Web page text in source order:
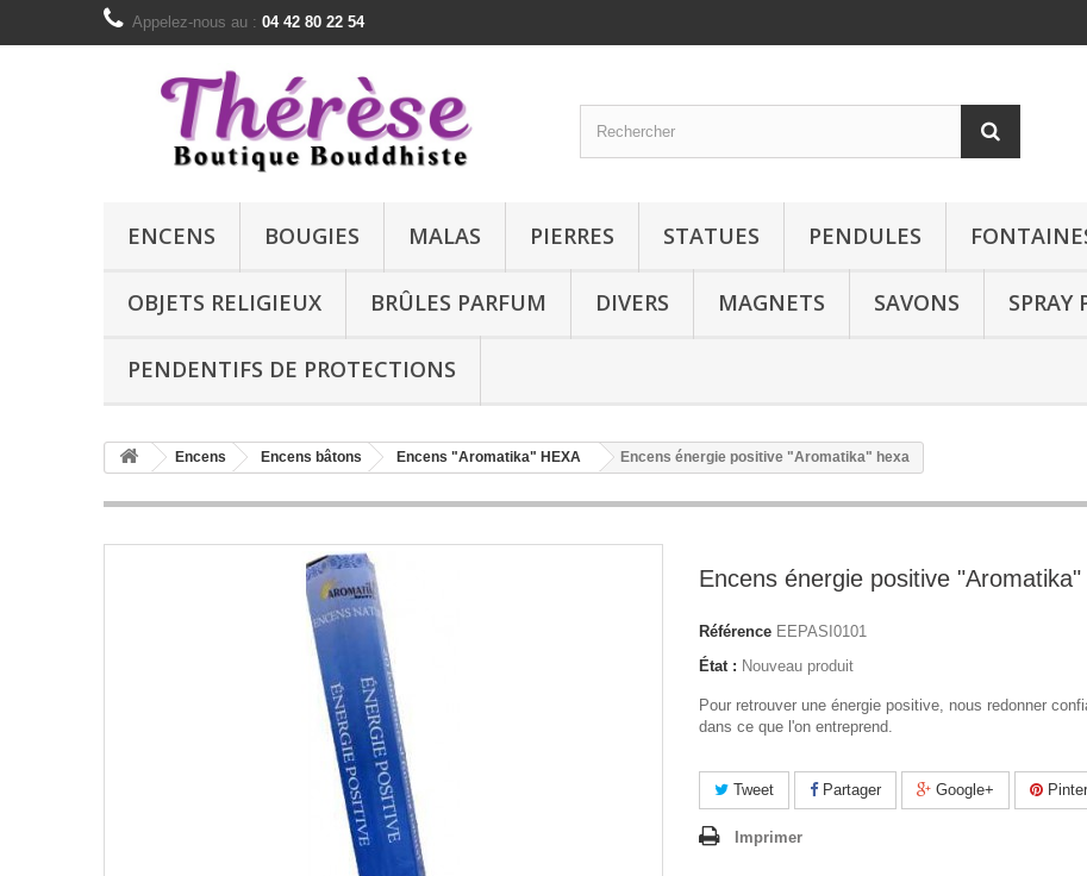
Appelez-nous au : 04 42 80 22 54
ENCENS BOUGIES MALAS PIERRES STATUES PENDULES
OBJETS RELIGIEUX BRÛLES PARFUM DIVERS MAGNETS SAVONS SPRAY
PENDENTIFS DE PROTECTIONS
Encens Encens bâtons Encens "Aromatika" HEXA Encens énergie positive "Aromatika" hexa
Encens énergie positive "Aromatika"
Référence EEPASI0101
État : Nouveau produit
Pour retrouver une énergie positive, nous redonner
dans ce que l'on entreprend.
Tweet Partager Google+
Imprimer